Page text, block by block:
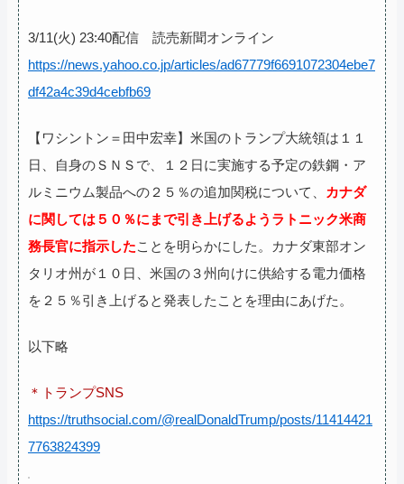
3/11(火) 23:40配信 読売新聞オンライン
https://news.yahoo.co.jp/articles/ad67779f6691072304ebe7
df42a4c39d4cebfb69
【ワシントン＝田中宏幸】米国のトランプ大統領は１１
日、自身のＳＮＳで、１２日に実施する予定の鉄鋼・ア
ルミニウム製品への２５％の追加関税について、
カナダ
に関しては５０％にまで引き上げるようラトニック米商
務長官に指示したことを明らかにした。カナダ東部オン
タリオ州が１０日、米国の３州向けに供給する電力価格
を２５％引き上げると発表したことを理由にあげた。
以下略
＊トランプSNS
https://truthsocial.com/@realDonaldTrump/posts/11414421
7763824399